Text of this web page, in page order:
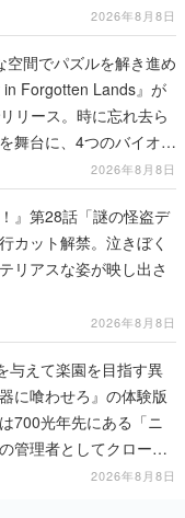
リリースに向けて開発中
2026年8月8日
空間でパズルを解き進め
Forgotten Lands』が
リース。時に忘れ去ら
舞台に、4つのバイオー
2026年8月8日
』第28話「謎の怪盗デ
カット解禁。泣きぼく
リアスな姿が映し出さ
2026年8月8日
与えて楽園を目指す異
に喰わせろ』の体験版
700光年先にある「ニ
管理者としてクローン
て神に捧げる2026年8月8日